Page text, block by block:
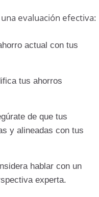
evaluación efectiva:
actual con tus
tus ahorros
de que tus
y alineadas con tus
hablar con un
experta.